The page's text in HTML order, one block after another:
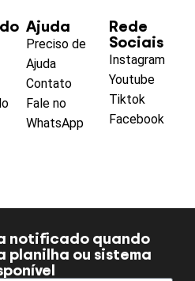
Ajuda
Preciso de
Ajuda
Contato
Fale no
WhatsApp
Rede
Sociais
Instagram
Youtube
Tiktok
Facebook
notificado quando
planilha ou sistema